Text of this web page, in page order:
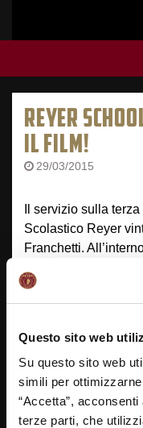
Questo sito web
Su questo sito web
simili per
“Accetta”,
terze parti, che
REYER
IL FILM!
29/03/2015
Il servizio sulla
Scolastico Reyer
Franchetti.
protagonisti della
School Cup!
NAVIGAZIONE
ARTICOLI
post:
Maso Mvp della
Ducale San Donà